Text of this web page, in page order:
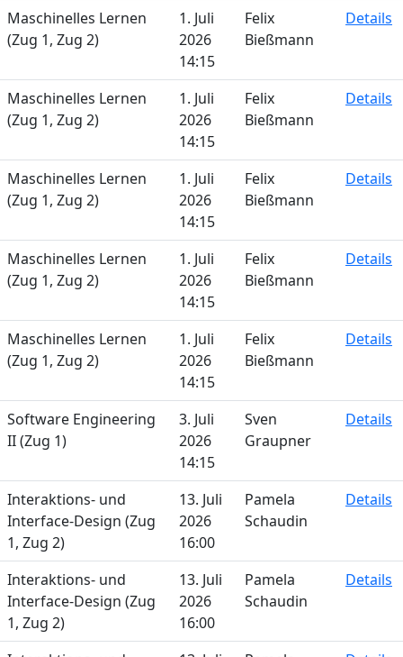
Maschinelles Lernen
(Zug 1, Zug 2)
1. Juli
2026
14:15
Felix
Bießmann
Details
Maschinelles Lernen
(Zug 1, Zug 2)
1. Juli
2026
14:15
Felix
Bießmann
Details
Maschinelles Lernen
(Zug 1, Zug 2)
1. Juli
2026
14:15
Felix
Bießmann
Details
Maschinelles Lernen
(Zug 1, Zug 2)
1. Juli
2026
14:15
Felix
Bießmann
Details
Maschinelles Lernen
(Zug 1, Zug 2)
1. Juli
2026
14:15
Felix
Bießmann
Details
Software Engineering
II (Zug 1)
3. Juli
2026
14:15
Sven
Graupner
Details
Interaktions- und
Interface-Design (Zug
1, Zug 2)
13. Juli
2026
16:00
Pamela
Schaudin
Details
Interaktions- und
Interface-Design (Zug
1, Zug 2)
13. Juli
2026
16:00
Pamela
Schaudin
Details